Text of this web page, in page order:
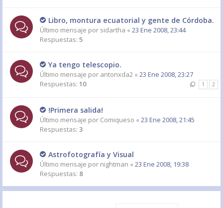
Libro, montura ecuatorial y gente de Córdoba.
Último mensaje por sidartha « 23 Ene 2008, 23:44
Respuestas: 5
Ya tengo telescopio.
Último mensaje por antonxda2 « 23 Ene 2008, 23:27
Respuestas: 10 1 2
!Primera salida!
Último mensaje por Comiqueso « 23 Ene 2008, 21:45
Respuestas: 3
Astrofotografía y Visual
Último mensaje por nightman « 23 Ene 2008, 19:38
Respuestas: 8